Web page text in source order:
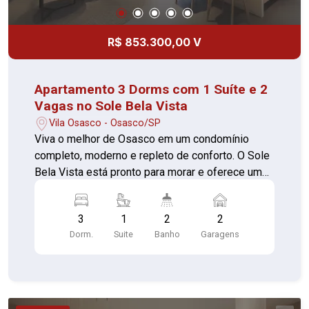
R$ 853.300,00 V
Apartamento 3 Dorms com 1 Suíte e 2
Vagas no Sole Bela Vista
Vila Osasco - Osasco/SP
Viva o melhor de Osasco em um condomínio
completo, moderno e repleto de conforto. O Sole
Bela Vista está pronto para morar e oferece uma
bem-estar e a praticidade da sua família.
Destaques da unidade 3 dormitórios sendo 1
suíte 2 vagas de garagem O condomínio oferece
e uma ampla área verde. Com foco em
3
Dorm.
1
Suite
2
Banho
2
Garagens